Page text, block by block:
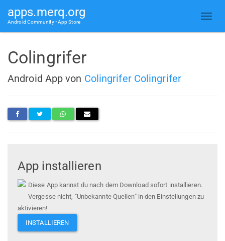
apps.merq.org
Android Community • App Store
Colingrifer
Android App von Colingrifer Colingrifer
App installieren
Diese App kannst du nach dem Download sofort installieren.
Vergesse nicht, "Unbekannte Quellen" in den Einstellungen zu
aktivieren!
INSTALLIEREN